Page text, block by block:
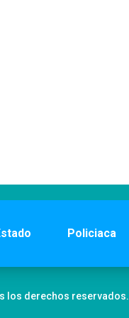
Policiaca
los derechos reservados.